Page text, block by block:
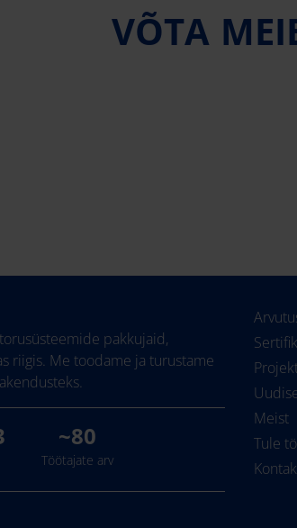
VÕTA
pakkujaid,
riigis. Me toodame ja turustame
~80
Töötajate arv
Meist
Tule